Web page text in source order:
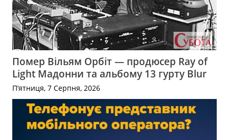
Помер Вільям Орбіт — продюсер Ray of
Light Мадонни та альбому 13 гурту Blur
П’ятниця, 7 Серпня, 2026